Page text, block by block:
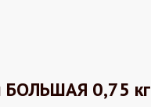
БОЛЬШАЯ 0,75 кг